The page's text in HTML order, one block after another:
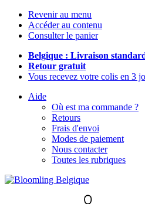
Revenir au menu
Accéder au contenu
Consulter le panier
Belgique : Livraison
Retour gratuit
Vous recevez votre colis en 3
Aide
Où est ma commande ?
Retours
Frais d'envoi
Modes de paiement
Nous contacter
Toutes les rubriques